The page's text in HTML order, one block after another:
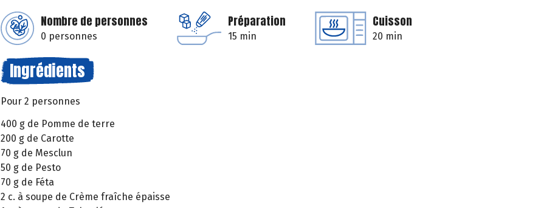
Nombre de personnes
0 personnes
Préparation
15 min
Cuisson
20 min
Ingrédients
Pour 2 personnes
400 g de Pomme de terre
200 g de Carotte
70 g de Mesclun
50 g de Pesto
70 g de Féta
2 c. à soupe de Crème fraîche épaisse